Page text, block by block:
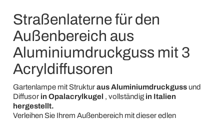
Straßenlaterne für den
Außenbereich aus
Aluminiumdruckguss mit 3
Acryldiffusoren
Gartenlampe mit Strukturaus Aluminiumdruckgussund
Diffusor in Opalacrylkugel , vollständig in Italien
hergestellt.
Verleihen Sie Ihrem Außenbereich mit dieser edlen